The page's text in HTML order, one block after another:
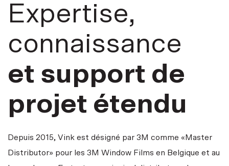
Expertise,
connaissance
et support de
projet étendu
Depuis 2015, Vink est désigné par 3M comme «Master
Distributor» pour les 3M Window Films en Belgique et au